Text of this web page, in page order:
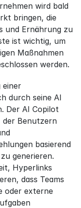
wird bald
bringen, die
und Ernährung zu
ist wichtig, um
Maßnahmen
werden.
einer
durch seine AI
Der AI Copilot
der Benutzern
basierend
zu generieren.
Hyperlinks
dass Teams
oder externe